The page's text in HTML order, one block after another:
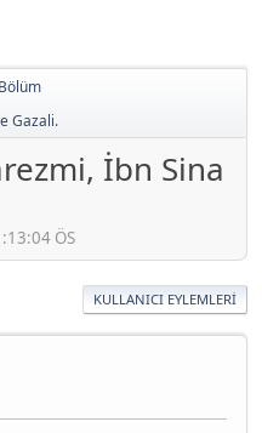
Gazali.
İbn Sina
ÖS
KULLANICI EYLEMLERI